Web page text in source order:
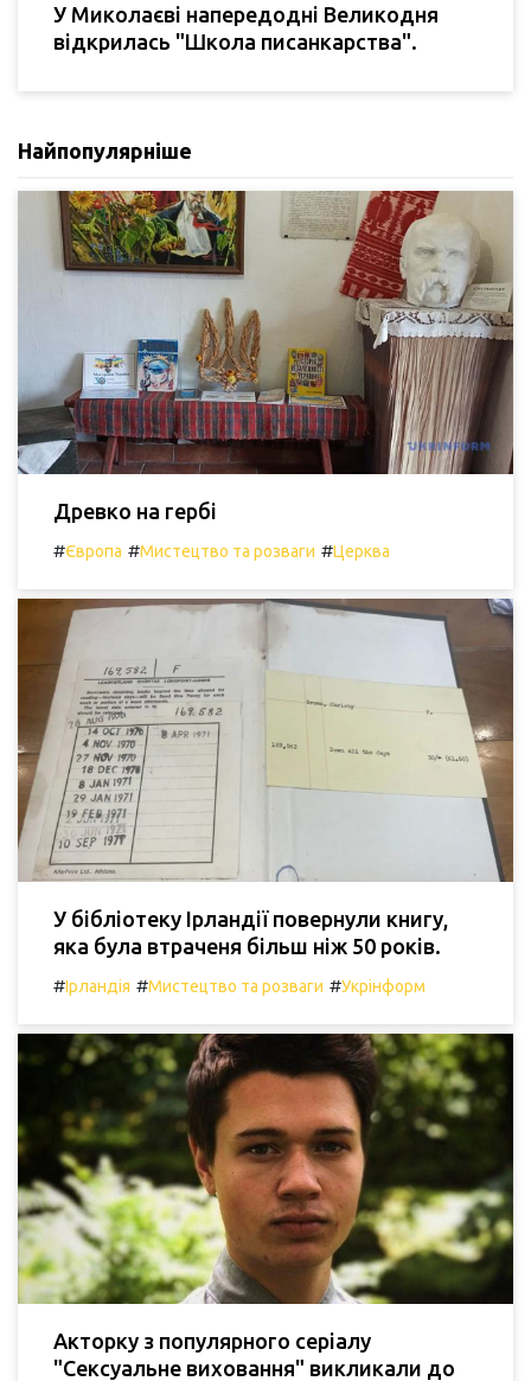
У Миколаєві напередодні Великодня
відкрилась "Школа писанкарства".
Найпопулярніше
Древко на гербі
#Європа #Мистецтво та розваги #Церква
У бібліотеку Ірландії повернули книгу,
яка була втраченя більш ніж 50 років.
#Ірландія #Мистецтво та розваги #Укрінформ
Акторку з популярного серіалу
"Сексуальне виховання" викликали до